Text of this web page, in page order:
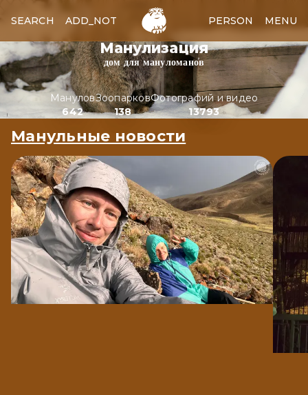
SEARCH ADD_NOTES ADD_IMAGE PERSON MENU
Манулизация
дом для мануломанов
Манулов
642
Зоопарков
138
Фотографий и видео
13793
Манульные новости